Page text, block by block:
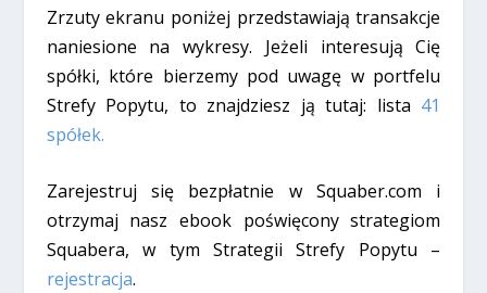
Zrzuty ekranu poniżej przedstawiają transakcje
naniesione na wykresy. Jeżeli interesują Cię
spółki, które bierzemy pod uwagę w portfelu
Strefy Popytu, to znajdziesz ją tutaj: lista 41
spółek.
Zarejestruj się bezpłatnie w Squaber.com i
otrzymaj nasz ebook poświęcony strategiom
Squabera, w tym Strategii Strefy Popytu –
rejestracja.